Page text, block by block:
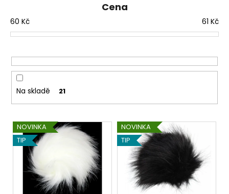
í
p
o
d
u
k
ů
Cena
60 Kč 61 Kč
Na skladě 21
V
ý
p
NOVINKA
TIP
NOVINKA
TIP
u
č
j
e
m
HIMALAYA
DOLPHIN
BABY
80314